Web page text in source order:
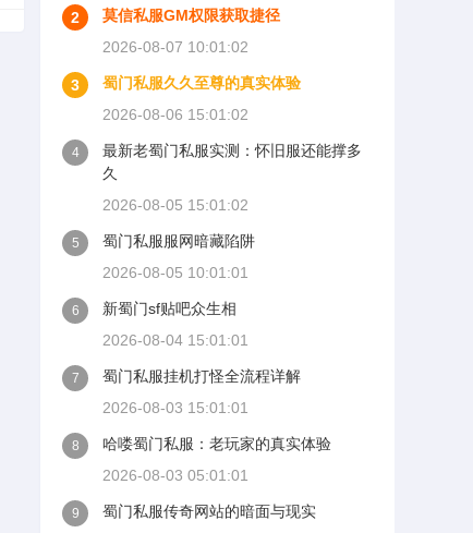
2
莫信私服GM权限获取捷径
2026-08-07 10:01:02
3
蜀门私服久久至尊的真实体验
2026-08-06 15:01:02
4
最新老蜀门私服实测：怀旧服还能撑多
久
2026-08-05 15:01:02
5
蜀门私服服网暗藏陷阱
2026-08-05 10:01:01
6
新蜀门sf贴吧众生相
2026-08-04 15:01:01
7
蜀门私服挂机打怪全流程详解
2026-08-03 15:01:01
8
哈喽蜀门私服：老玩家的真实体验
2026-08-03 05:01:01
9
蜀门私服传奇网站的暗面与现实